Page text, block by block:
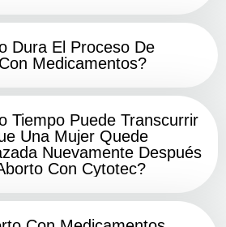
Dura El Proceso De
Medicamentos?
Tiempo Puede Transcurrir
Una Mujer Quede
Nuevamente Después
Con Cytotec?